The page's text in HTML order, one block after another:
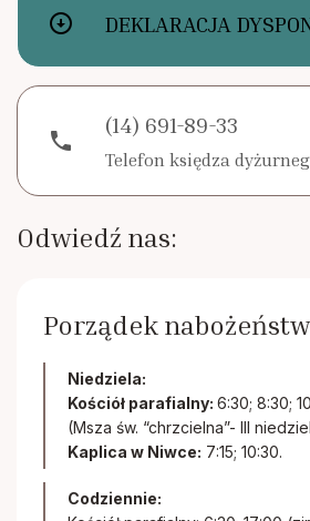
arrow_circle_down DEKLARACJA
phone
(14) 691-89-33
Telefon księdza
Odwiedź nas:
Porządek nabożeństw
Niedziela:
Kościół parafialny: 6:30; 8:30;
(Msza św. “chrzcielna”- III
Kaplica w Niwce: 7:15; 10:30.
Codziennie: